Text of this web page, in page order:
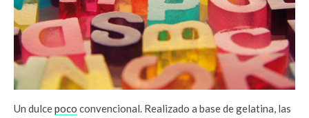
Un dulcepoco convencional. Realizado a base de gelatina, las